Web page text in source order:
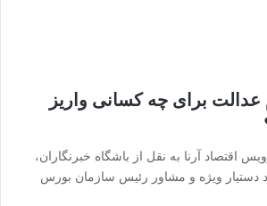
برای چه کسانی واریز
اقتصاد آرنا به نقل از باشگاه خبرنگاران،
دستیار ویژه و مشاور رئیس سازمان بورس